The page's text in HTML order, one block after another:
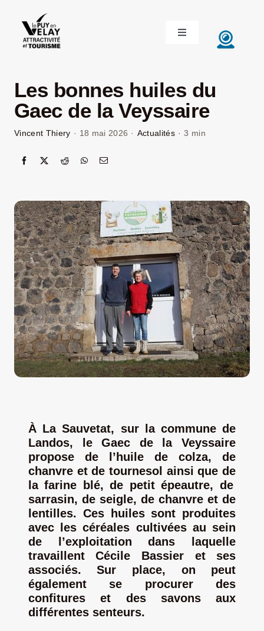
contenu
Toggle
Navigation
DÉCOUVRIR LE VELAY
INVESTIR EN VELAY
CONGRÈS ET SÉMINAIRES
LE VELAY RECRUTE
LA ROUTE DES PRODUCTEURS
NOUS CONTACTER
Rechercher:
Nouveau Magazine EnVelay
Jeu concours – Gagnez votre bûche de Noël 2025
Les bonnes huiles du
Gaec de la Veyssaire
Vincent Thiery · 18 mai 2026 · Actualités · 3 min
ÀLa Sauvetat, sur la commune de
Landos,
e Gaec de la Veyssaire
proposede l’ huile de colza,de
chanvreet de tournesol ainsi que de
la farine blé, de petit épeautre, de
sarrasin, de seigle, de chanvre et de
lentilles. Ces huiles sont produites
avec les céréales cultivées au sein
de l’exploitation dans laquelle
travaillent Cécile Bassier et ses
associés. Sur place, on peut
également se procurer des
confitures et des savons aux
différentes senteurs.